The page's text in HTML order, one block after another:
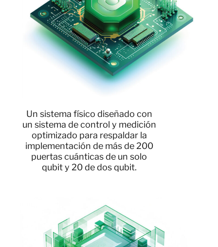
Un sistema físico diseñado con
un sistema de control y medición
optimizado para respaldar la
implementación de más de 200
puertas cuánticas de un solo
qubit y 20 de dos qubit.